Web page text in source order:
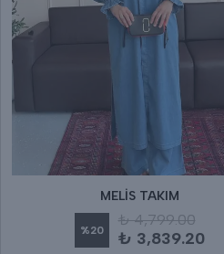
MELİS TAKIM
%20
₺ 4,799.00
₺ 3,839.20